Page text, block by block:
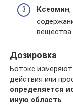
Ксеомин,
вещества
Дозировка
Ботокс измеряют
действия или
определяется
иную область.